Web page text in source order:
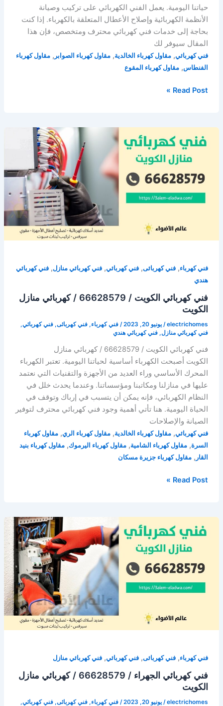
حياتنا اليومية. يعمل الفني الكهربائي على تركيب وصيانة
الأنظمة الكهربائية وإصلاح الأعطال المتعلقة بالكهرباء. إذا كنت
بحاجة إلى خدمات فني كهربائي محترف ومتخصص، فإن هذا
المقال سيوفر لك
فني كهربائي, مقاول كهرباء الخالدية, مقاول كهرباء الصوابر , مقاول كهرباء
الفنطاس, مقاول كهرباء المقوع
كهربائي
66628579
فني
كهربائي
منازل
الكويت
Read Post »
فني كهرباء, فني كهربائى, فني كهربائي, فني كهربائي منازل, فني كهربائي
هندي
فني كهربائي الكويت / 66628579 / كهربائي منازل
الكويت
electrichomes
/ يونيو 20, 2023 / فني كهرباء, فني كهربائى, فني كهربائي,
فني كهربائي منازل, فني كهربائي هندي
فني كهربائي الكويت / 66628579 / كهربائي منازل
الكويت أصبحت الكهرباء أساسية لحياتنا اليومية. تعتبر الكهرباء
المحرك الأساسي وراء العديد من الأجهزة والتقنيات التي نعتمد
عليها في منازلنا ومكاتبنا ومؤسساتنا. وعندما يحدث خلل في
النظام الكهربائي، فإنه يمكن أن يتسبب في إرباك وتوقف في
الحياة اليومية. هنا تأتي أهمية وجود فني كهربائي محترف لتوفير
الصيانة والإصلاحات
فني كهربائي, مقاول كهرباء الخالدية, مقاول كهرباء الري, مقاول كهرباء
السرة, مقاول كهرباء الشامية, مقاول كهرباء اليرموك, مقاول كهرباء بنيد
القار , مقاول كهرباء جزيرة مسكان
فني
/
66628579
/
كهربائي
منازل
الكويت
Read Post »
فني كهرباء, فني كهربائى, فني كهربائي, فني كهربائي منازل
فني كهربائي الجهراء / 66628579 / كهربائي منازل
الكويت
electrichomes
/ يونيو 20, 2023 / فني كهرباء, فني كهربائى, فني كهربائي,